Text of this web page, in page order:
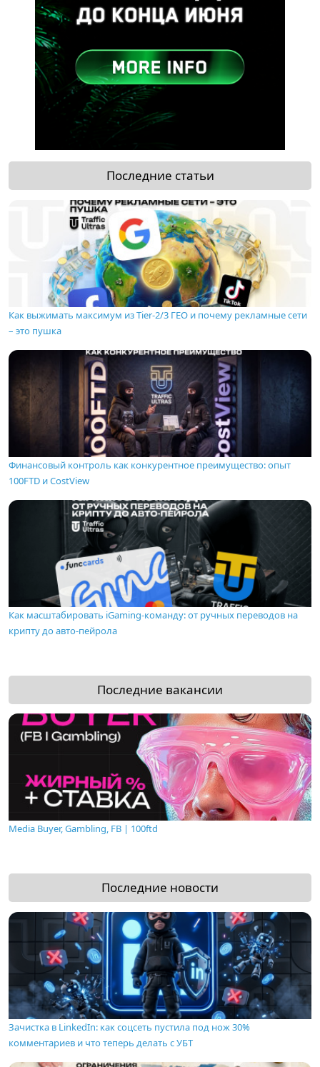
Последние статьи
Как выжимать максимум из Tier-2/3 ГЕО и почему рекламные сети
– это пушка
Финансовый контроль как конкурентное преимущество: опыт
100FTD и CostView
Как масштабировать iGaming-команду: от ручных переводов на
крипту до авто-пейрола
Последние вакансии
Media Buyer, Gambling, FB | 100ftd
Последние новости
Зачистка в LinkedIn: как соцсеть пустила под нож 30%
комментариев и что теперь делать с УБТ